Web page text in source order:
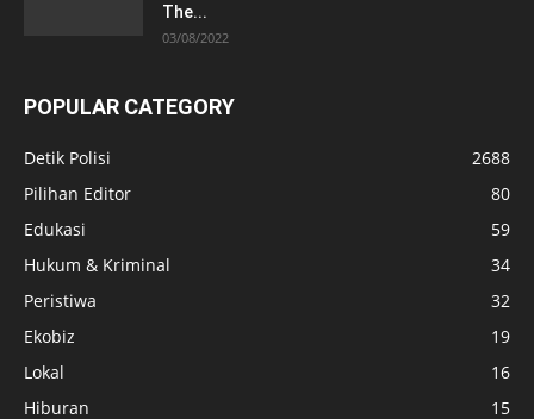
The...
03/08/2022
POPULAR CATEGORY
Detik Polisi
2688
Pilihan Editor
80
Edukasi
59
Hukum & Kriminal
34
Peristiwa
32
Ekobiz
19
Lokal
16
Hiburan
15